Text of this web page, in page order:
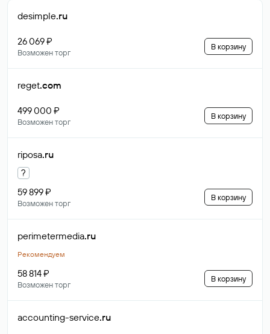
desimple.ru
26 069 ₽
Возможен торг
В корзину
reget.com
499 000 ₽
Возможен торг
В корзину
riposa.ru
?
59 899 ₽
Возможен торг
В корзину
perimetermedia.ru
Рекомендуем
58 814 ₽
Возможен торг
В корзину
accounting-service.ru